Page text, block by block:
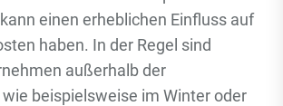
einen erheblichen Einfluss auf
haben. In der Regel sind
außerhalb der
beispielsweise im Winter oder